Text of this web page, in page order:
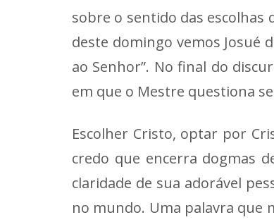
sobre o sentido das
deste domingo vemos Josué
ao Senhor”. No final do
em que o Mestre questiona
Escolher Cristo, optar por
credo que encerra dogmas
claridade de sua adorável
no mundo. Uma palavra que